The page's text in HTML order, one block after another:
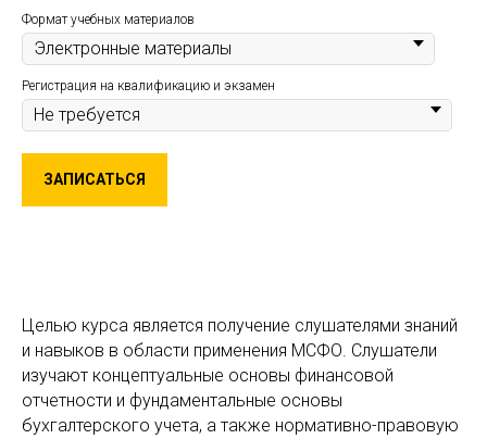
Формат учебных материалов
Регистрация на квалификацию и экзамен
ЗАПИСАТЬСЯ
Целью курса является получение слушателями знаний
и навыков в области применения МСФО. Слушатели
изучают концептуальные основы финансовой
отчетности и фундаментальные основы
бухгалтерского учета, а также нормативно-правовую